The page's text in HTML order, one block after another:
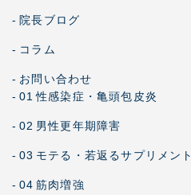
- 院長ブログ
- コラム
- お問い合わせ
- 01 性感染症・亀頭包皮炎
- 02 男性更年期障害
- 03 モテる・若返るサプリメント
- 04 筋肉増強